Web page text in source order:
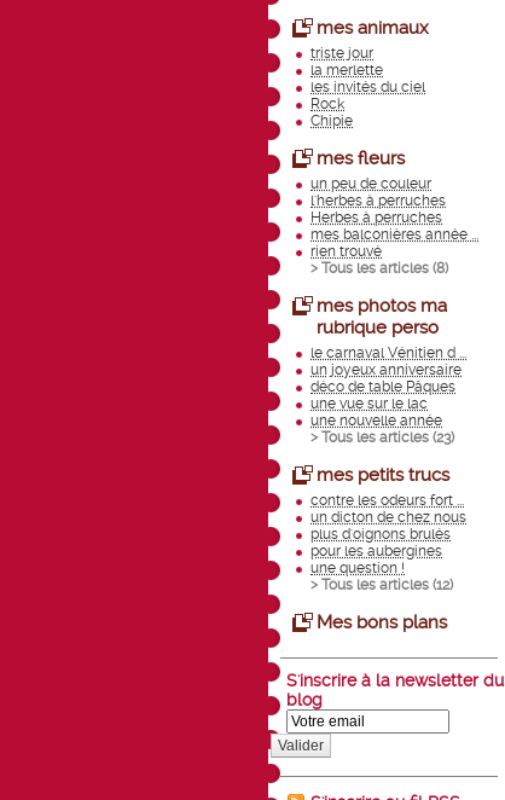
mes animaux
triste jour
la merlette
les invités du ciel
Rock
Chipie
mes fleurs
un peu de couleur
l'herbes à perruches
Herbes à perruches
mes balconières année ...
rien trouvé
> Tous les articles (8)
mes photos ma
rubrique perso
le carnaval Vénitien d ...
un joyeux anniversaire
déco de table Pâques
une vue sur le lac
une nouvelle année
> Tous les articles (23)
mes petits trucs
contre les odeurs fort ...
un dicton de chez nous
plus d'oignons brulés
pour les aubergines
une question !
> Tous les articles (12)
Mes bons plans
S'inscrire à la newsletter du
blog
Valider